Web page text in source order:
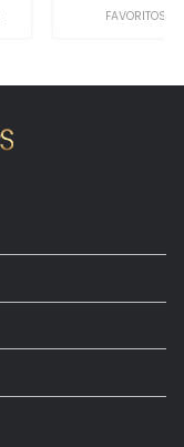
FAVORITOS